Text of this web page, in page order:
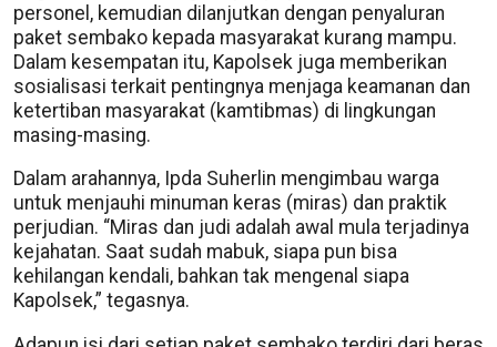
personel, kemudian dilanjutkan dengan penyaluran
paket sembako kepada masyarakat kurang mampu.
Dalam kesempatan itu, Kapolsek juga memberikan
sosialisasi terkait pentingnya menjaga keamanan dan
ketertiban masyarakat (kamtibmas) di lingkungan
masing-masing.
Dalam arahannya, Ipda Suherlin mengimbau warga
untuk menjauhi minuman keras (miras) dan praktik
perjudian. “Miras dan judi adalah awal mula terjadinya
kejahatan. Saat sudah mabuk, siapa pun bisa
kehilangan kendali, bahkan tak mengenal siapa
Kapolsek,” tegasnya.